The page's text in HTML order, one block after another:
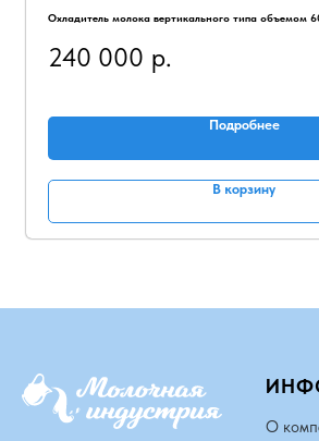
Охладитель молока вертикального типа объемом
240 000 р.
Подробнее
В корзину
О